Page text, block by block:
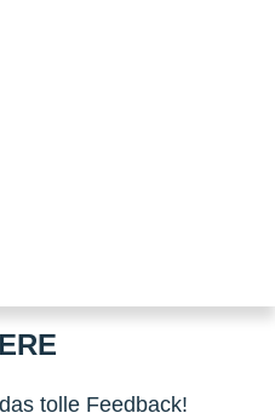
tolle Feedback!